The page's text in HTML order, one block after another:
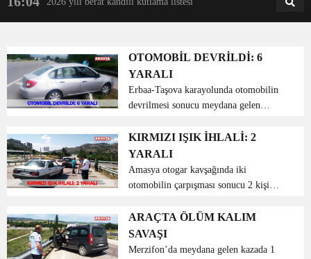
OTOMOBİL DEVRİLDİ: 6
YARALI
Erbaa-Taşova karayolunda otomobilin
devrilmesi sonucu meydana gelen
göre, Sadettin Ölmez (35) idaresindeki
34 HA 2849 plakalı otomobil, Erbaa-
Taşova kara yolund...
KIRMIZI IŞIK İHLALİ: 2
YARALI
Amasya otogar kavşağında iki
otomobilin çarpışması sonucu 2 kişi
Kavşağında İlhami Çolak (35)
idaresindeki 05 AH 313 plakalı
otomobil ile kırmızı ışıkta bekleyen...
ARAÇTA ÖLÜM KALIM
SAVAŞI
Merzifon’da meydana gelen kazada 1